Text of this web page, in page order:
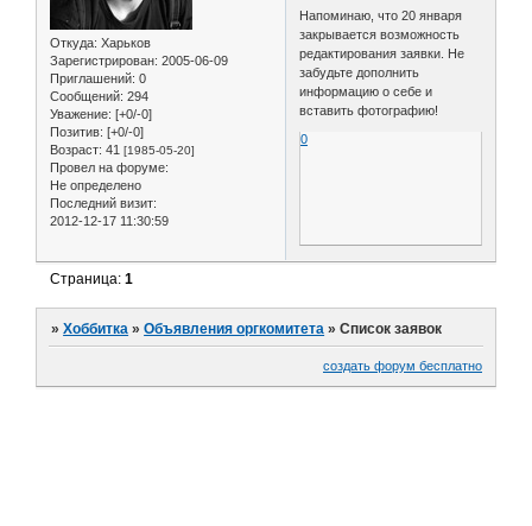
Откуда: Харьков
Зарегистрирован: 2005-06-09
Приглашений: 0
Сообщений: 294
Уважение: [+0/-0]
Позитив: [+0/-0]
Возраст: 41 [1985-05-20]
Провел на форуме:
Не определено
Последний визит:
2012-12-17 11:30:59
Напоминаю, что 20 января
закрывается возможность
редактирования заявки. Не
забудьте дополнить
информацию о себе и
вставить фотографию!
0
Страница:1
»Хоббитка »Объявления оргкомитета »Список заявок
создать форум бесплатно